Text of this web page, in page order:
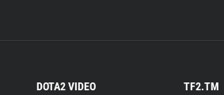
DOTA2 VIDEO TF2.TM